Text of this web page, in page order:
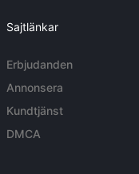
Sajtlänkar
Erbjudanden
Annonsera
Kundtjänst
DMCA